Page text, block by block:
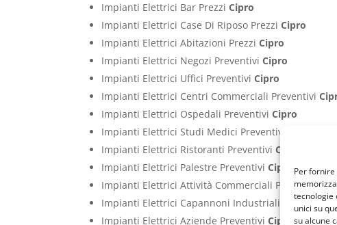
Per
tecnologie
unici su
su alcune
Impianti Elettrici Bar PrezziCipro
Impianti Elettrici Case Di Riposo PrezziCipro
Impianti Elettrici Abitazioni PrezziCipro
Impianti Elettrici Negozi PreventiviCipro
Impianti Elettrici Uffici PreventiviCipro
Impianti Elettrici Centri Commerciali Preventivi
Impianti Elettrici Ospedali PreventiviCipro
Impianti Elettrici Studi Medici Preventivi
Impianti Elettrici Ristoranti PreventiviCipro
Impianti Elettrici Palestre PreventiviCipro
Impianti Elettrici Attività Commerciali Preventivi
Impianti Elettrici Capannoni Industriali Preventivi
Impianti Elettrici Aziende PreventiviCipro